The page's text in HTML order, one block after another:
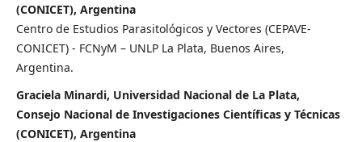
(CONICET), Argentina
Centro de Estudios Parasitológicos y Vectores (CEPAVE-
CONICET) - FCNyM – UNLP La Plata, Buenos Aires,
Argentina.
Graciela Minardi, Universidad Nacional de La Plata,
Consejo Nacional de Investigaciones Científicas y Técnicas
(CONICET), Argentina